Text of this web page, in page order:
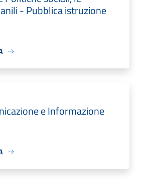
- Pubblica istruzione
e Informazione